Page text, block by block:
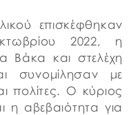
επισκέφθηκαν
2022, η
Βάκα και στελέχη
συνομίλησαν με
πολίτες. Ο κύριος
η αβεβαιότητα για